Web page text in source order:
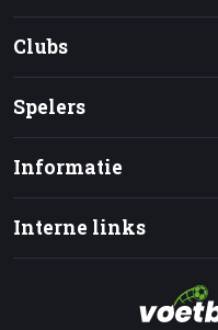
Clubs
Spelers
Informatie
Interne links